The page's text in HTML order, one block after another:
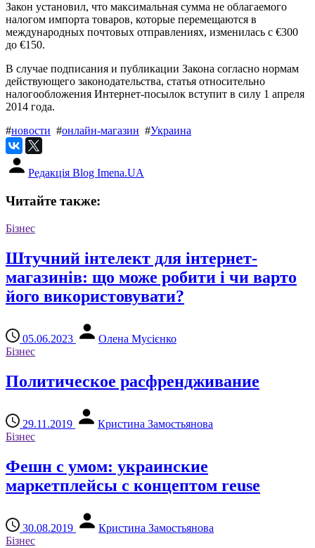
Закон установил, что максимальная сумма не облагаемого
налогом импорта товаров, которые перемещаются в
международных почтовых отправлениях, изменилась с €300
до €150.
В случае подписания и публикации Закона согласно нормам
действующего законодательства, статья относительно
налогообложения Интернет-посылок вступит в силу 1 апреля
2014 года.
#новости #онлайн-магазин #Украина
Редакція Blog Imena.UA
Читайте также:
Бізнес
Штучний інтелект для інтернет-
магазинів: що може робити і чи варто
його використовувати?
05.06.2023
Олена Мусієнко
Бізнес
Политическое расфрендживание
29.11.2019
Кристина Замостьянова
Бізнес
Фешн с умом: украинские
маркетплейсы с концептом reuse
30.08.2019
Кристина Замостьянова
Бізнес